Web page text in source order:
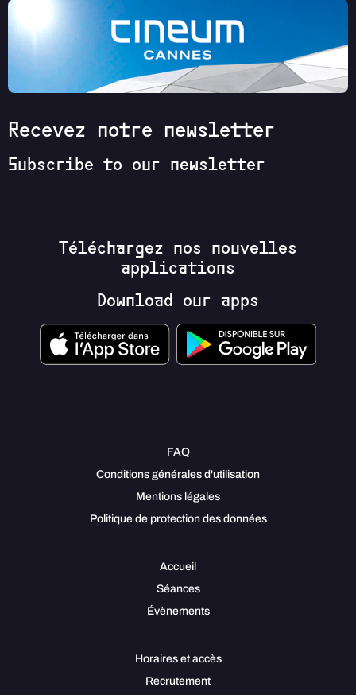
Recevez notre newsletter
Subscribe to our newsletter
Téléchargez nos nouvelles
applications
Download our apps
FAQ
Conditions générales d'utilisation
Mentions légales
Politique de protection des données
Accueil
Séances
Évènements
Horaires et accès
Recrutement